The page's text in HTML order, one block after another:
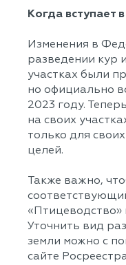
Когда вступает
Изменения в
разведении кур
участках были
но официально
2023 году.
на своих
только для
целей.
Также важно,
«Птицеводство»
Уточнить вид
земли можно с
сайте